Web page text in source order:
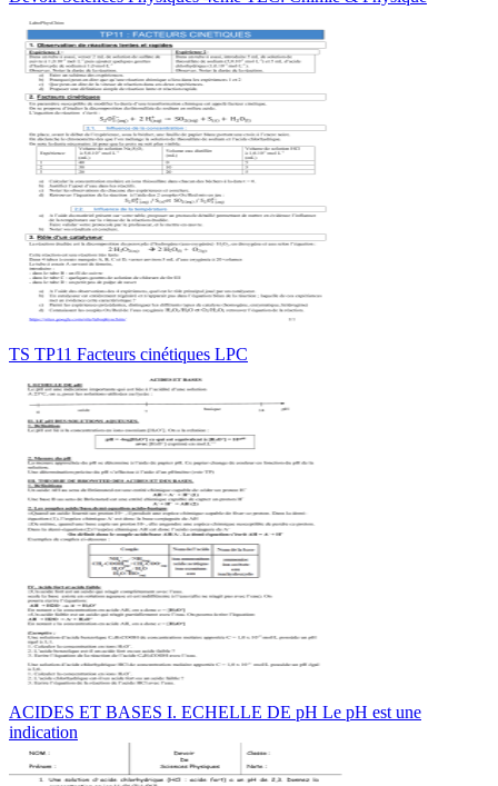
TS TP11 Facteurs cinétiques LPC
ACIDES ET BASES I. ECHELLE DE pH Le pH est une
indication